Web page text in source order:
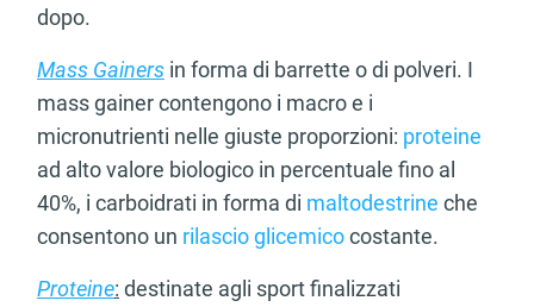
dopo.
Mass Gainers in forma di barrette o di polveri. I
mass gainer contengono i macro e i
micronutrienti nelle giuste proporzioni: proteine
ad alto valore biologico in percentuale fino al
40%, i carboidrati in forma di maltodestrine che
consentono un rilascio glicemicocostante.
Proteine: destinate agli sport finalizzati